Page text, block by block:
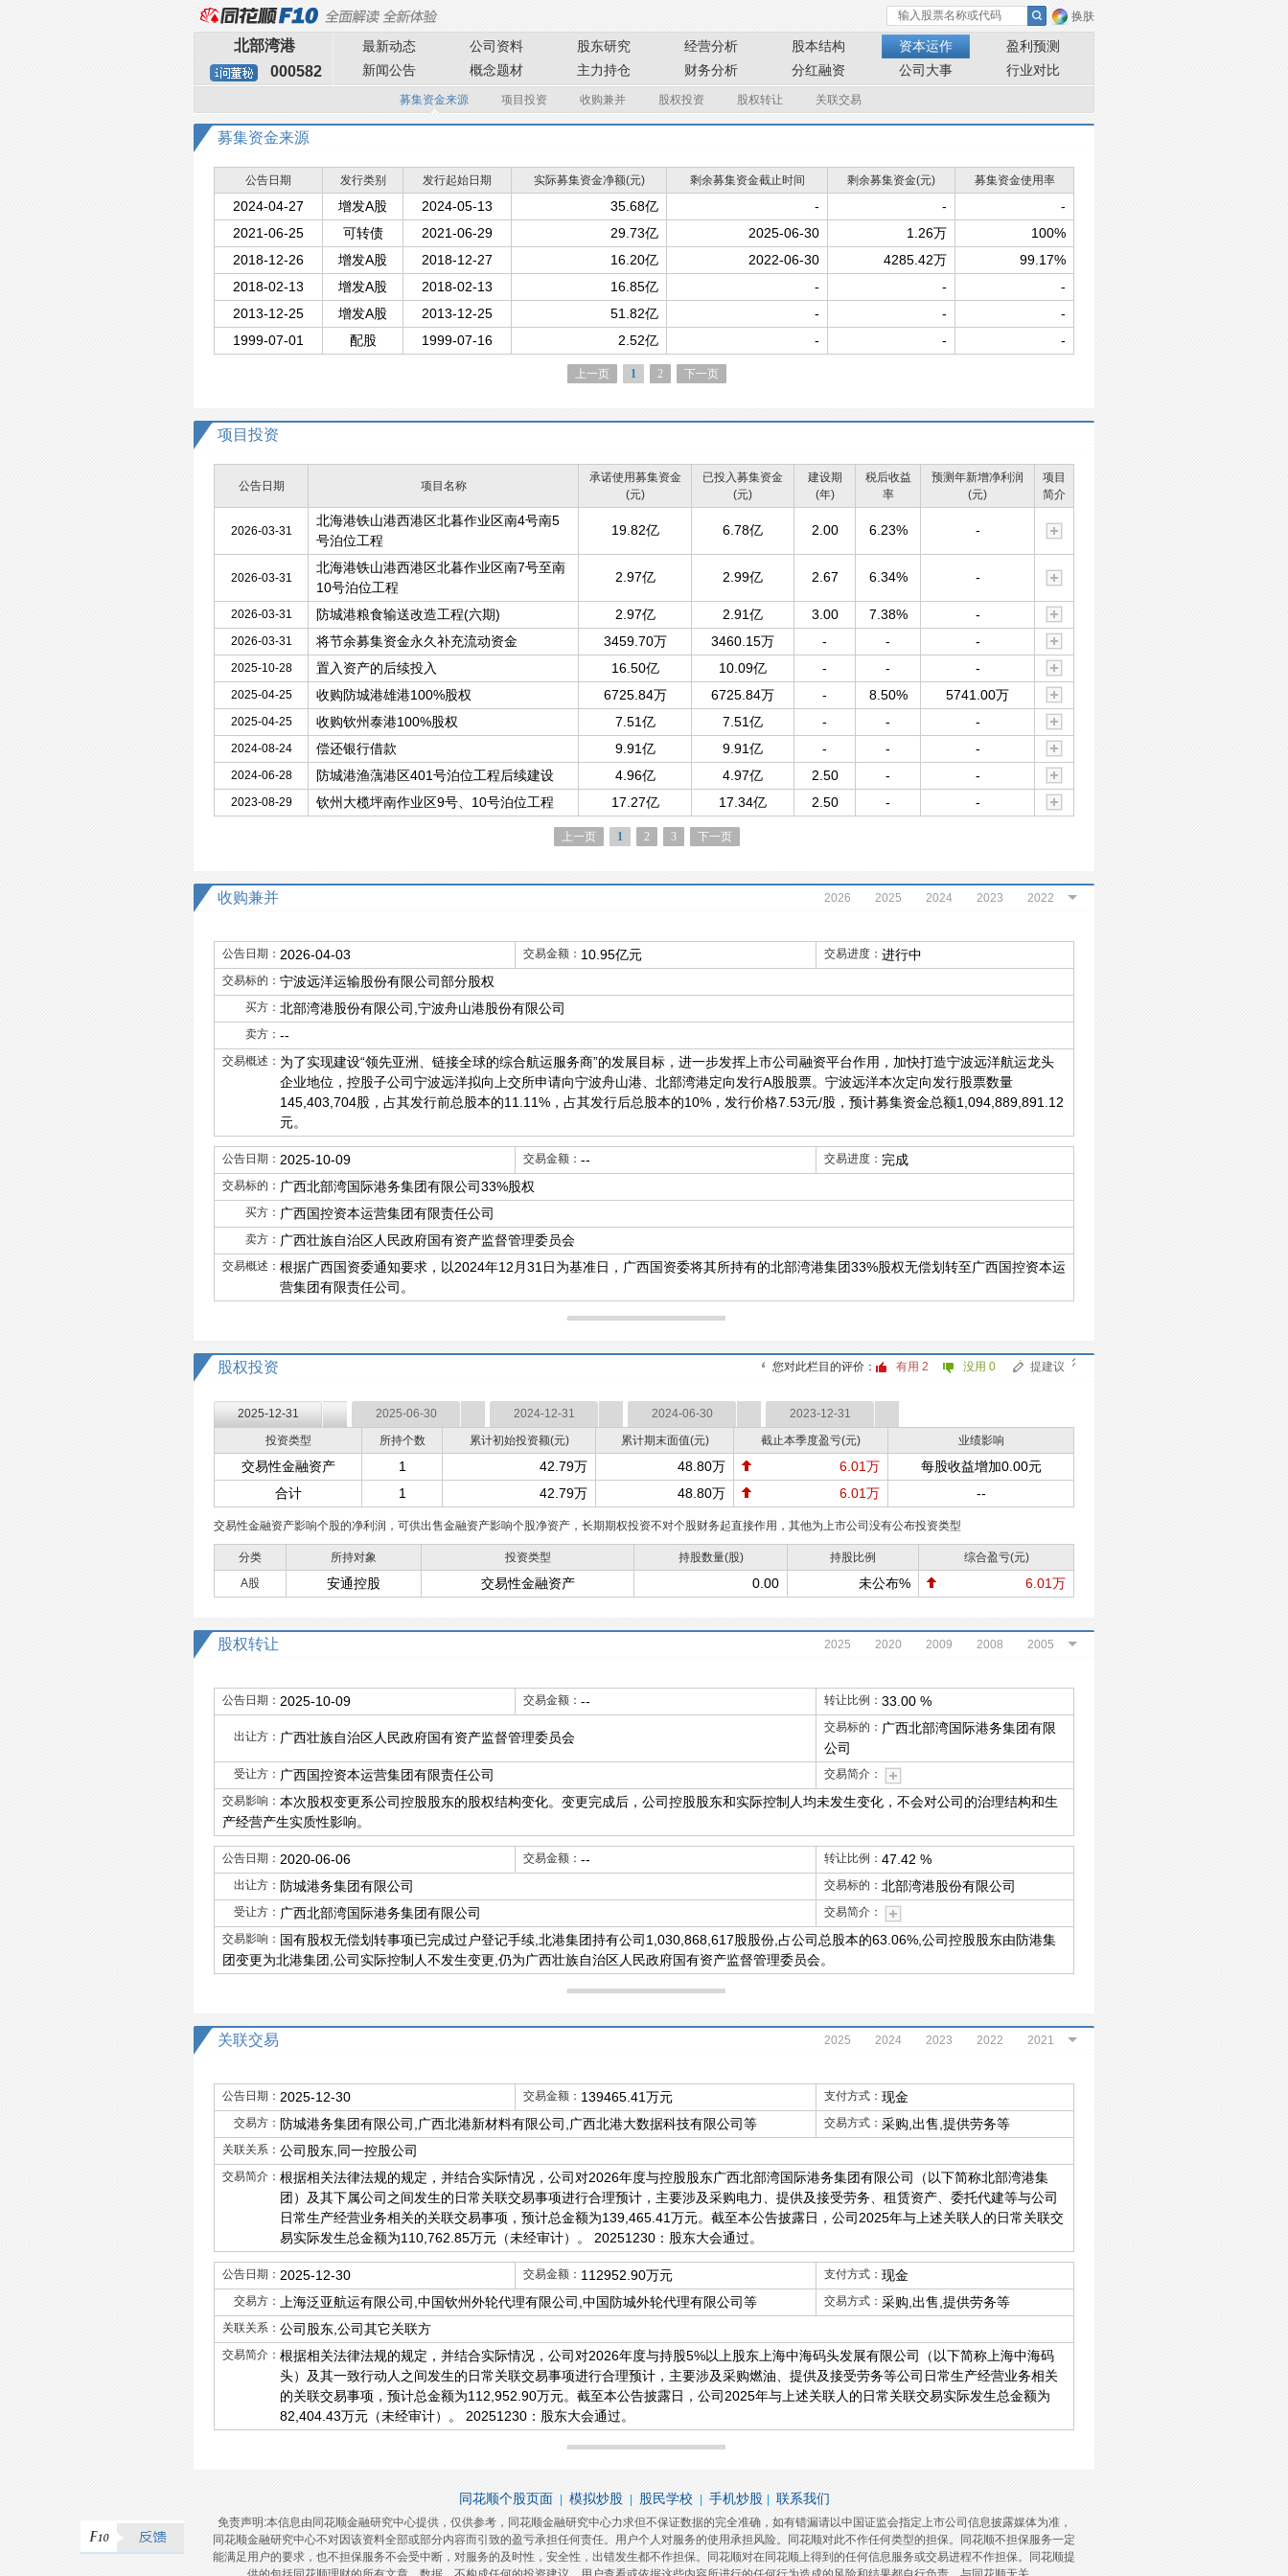
换肤
北部湾港
000582
最新动态 公司资料 股东研究 经营分析 股本结构 资本运作
盈利预测
新闻公告
概念题材 主力持仓 财务分析 分红融资 公司大事 行业对比
募集资金来源 项目投资 收购兼并 股权投资 股权转让 关联交易
募集资金来源
公告日期 发行类别 发行起始日期 实际募集资金净额(元) 剩余募集资金截止时间 剩余募集资金(元) 募集资金使用率
2024-04-27 增发A股 2024-05-13 35.68亿 - -
-
2021-06-25
可转债 2021-06-29 29.73亿 2025-06-30 1.26万
100%
2018-12-26
增发A股 2018-12-27 16.20亿 2022-06-30 4285.42万
99.17%
2018-02-13
增发A股 2018-02-13 16.85亿 - -
-
2013-12-25
增发A股 2013-12-25 51.82亿 - -
-
1999-07-01
配股 1999-07-16 2.52亿 - - -
上一页 1 2 下一页
项目投资
公告日期 项目名称
承诺使用募集资金
(元)
已投入募集资金
(元)
建设期
(年)
税后收益
率
预测年新增净利润
(元)
项目
简介
2026-03-31
北海港铁山港西港区北暮作业区南4号南5
号泊位工程
19.82亿 6.78亿 2.00 6.23% -
2026-03-31
北海港铁山港西港区北暮作业区南7号至南
10号泊位工程
2.97亿 2.99亿 2.67 6.34% -
2026-03-31 防城港粮食输送改造工程(六期) 2.97亿 2.91亿 3.00 7.38% -
2026-03-31 将节余募集资金永久补充流动资金 3459.70万 3460.15万 - - -
2025-10-28 置入资产的后续投入 16.50亿 10.09亿 - - -
2025-04-25 收购防城港雄港100%股权 6725.84万 6725.84万 - 8.50% 5741.00万
2025-04-25 收购钦州泰港100%股权 7.51亿 7.51亿 - - -
2024-08-24 偿还银行借款 9.91亿 9.91亿 - - -
2024-06-28 防城港渔蕅港区401号泊位工程后续建设 4.96亿 4.97亿 2.50 - -
2023-08-29 钦州大榄坪南作业区9号、10号泊位工程 17.27亿 17.34亿 2.50 - -
上一页 1 2 3 下一页
收购兼并 2026 2025 2024 2023 2022
2015 2013
公告日期： 2026-04-03 交易金额： 10.95亿元 交易进度： 进行中
交易标的： 宁波远洋运输股份有限公司部分股权
买方： 北部湾港股份有限公司,宁波舟山港股份有限公司
卖方： --
交易概述： 为了实现建设“领先亚洲、链接全球的综合航运服务商”的发展目标，进一步发挥上市公司融资平台作用，加快打造宁波远洋航运龙头
企业地位，控股子公司宁波远洋拟向上交所申请向宁波舟山港、北部湾港定向发行A股股票。宁波远洋本次定向发行股票数量
145,403,704股，占其发行前总股本的11.11%，占其发行后总股本的10%，发行价格7.53元/股，预计募集资金总额1,094,889,891.12
元。
公告日期： 2025-10-09 交易金额： -- 交易进度： 完成
交易标的： 广西北部湾国际港务集团有限公司33%股权
买方： 广西国控资本运营集团有限责任公司
卖方： 广西壮族自治区人民政府国有资产监督管理委员会
交易概述： 根据广西国资委通知要求，以2024年12月31日为基准日，广西国资委将其所持有的北部湾港集团33%股权无偿划转至广西国控资本运
营集团有限责任公司。
股权投资 您对此栏目的评价： 有用 2 没用 0 提建议
2025-12-31 2025-06-30 2024-12-31 2024-06-30
2023-12-31
投资类型
所持个数 累计初始投资额(元) 累计期末面值(元) 截止本季度盈亏(元) 业绩影响
交易性金融资产 1 42.79万 48.80万 6.01万
每股收益增加0.00元
合计
1 42.79万 48.80万 6.01万 --
交易性金融资产影响个股的净利润，可供出售金融资产影响个股净资产，长期期权投资不对个股财务起直接作用，其他为上市公司没有公布投资类型
分类 所持对象 投资类型 持股数量(股) 持股比例
综合盈亏(元)
A股
安通控股 交易性金融资产 0.00 未公布% 6.01万
股权转让 2025 2020 2009 2008 2005
公告日期： 2025-10-09 交易金额： -- 转让比例： 33.00 %
出让方： 广西壮族自治区人民政府国有资产监督管理委员会
交易标的： 广西北部湾国际港务集团有限
公司
受让方： 广西国控资本运营集团有限责任公司
交易简介：
交易影响： 本次股权变更系公司控股股东的股权结构变化。变更完成后，公司控股股东和实际控制人均未发生变化，不会对公司的治理结构和生
产经营产生实质性影响。
公告日期： 2020-06-06 交易金额： -- 转让比例： 47.42 %
出让方： 防城港务集团有限公司 交易标的： 北部湾港股份有限公司
受让方： 广西北部湾国际港务集团有限公司
交易简介：
交易影响： 国有股权无偿划转事项已完成过户登记手续,北港集团持有公司1,030,868,617股股份,占公司总股本的63.06%,公司控股股东由防港集
团变更为北港集团,公司实际控制人不发生变更,仍为广西壮族自治区人民政府国有资产监督管理委员会。
关联交易 2025 2024 2023 2022 2021
2015 2014
2001 2000
公告日期： 2025-12-30 交易金额： 139465.41万元 支付方式： 现金
交易方： 防城港务集团有限公司,广西北港新材料有限公司,广西北港大数据科技有限公司等 交易方式： 采购,出售,提供劳务等
关联关系： 公司股东,同一控股公司
交易简介： 根据相关法律法规的规定，并结合实际情况，公司对2026年度与控股股东广西北部湾国际港务集团有限公司（以下简称北部湾港集
团）及其下属公司之间发生的日常关联交易事项进行合理预计，主要涉及采购电力、提供及接受劳务、租赁资产、委托代建等与公司
日常生产经营业务相关的关联交易事项，预计总金额为139,465.41万元。截至本公告披露日，公司2025年与上述关联人的日常关联交
易实际发生总金额为110,762.85万元（未经审计）。 20251230：股东大会通过。
公告日期： 2025-12-30 交易金额： 112952.90万元 支付方式： 现金
交易方： 上海泛亚航运有限公司,中国钦州外轮代理有限公司,中国防城外轮代理有限公司等 交易方式： 采购,出售,提供劳务等
关联关系： 公司股东,公司其它关联方
交易简介： 根据相关法律法规的规定，并结合实际情况，公司对2026年度与持股5%以上股东上海中海码头发展有限公司（以下简称上海中海码
头）及其一致行动人之间发生的日常关联交易事项进行合理预计，主要涉及采购燃油、提供及接受劳务等公司日常生产经营业务相关
的关联交易事项，预计总金额为112,952.90万元。截至本公告披露日，公司2025年与上述关联人的日常关联交易实际发生总金额为
82,404.43万元（未经审计）。 20251230：股东大会通过。
同花顺个股页面 | 模拟炒股 | 股民学校 | 手机炒股 | 联系我们
免责声明:本信息由同花顺金融研究中心提供，仅供参考，同花顺金融研究中心力求但不保证数据的完全准确，如有错漏请以中国证监会指定上市公司信息披露媒体为准，
同花顺金融研究中心不对因该资料全部或部分内容而引致的盈亏承担任何责任。用户个人对服务的使用承担风险。同花顺对此不作任何类型的担保。同花顺不担保服务一定
能满足用户的要求，也不担保服务不会受中断，对服务的及时性，安全性，出错发生都不作担保。同花顺对在同花顺上得到的任何信息服务或交易进程不作担保。同花顺提